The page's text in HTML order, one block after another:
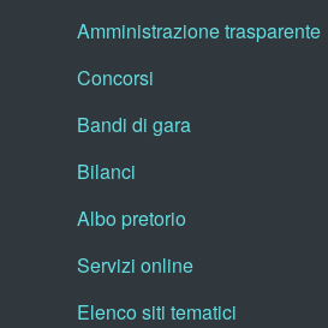
Amministrazione trasparente
Concorsi
Bandi di gara
Bilanci
Albo pretorio
Servizi online
Elenco siti tematici